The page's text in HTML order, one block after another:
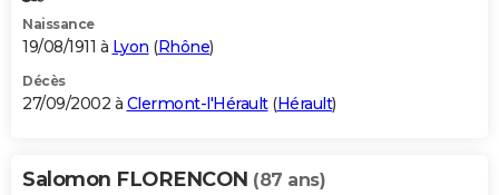
Naissance
19/08/1911 à Lyon (Rhône)
Décès
27/09/2002 à Clermont-l'Hérault(Hérault)
Salomon FLORENCON (87 ans)